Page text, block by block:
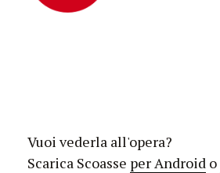
Vuoi vederla all'opera?
Scarica Scoasse per Android o